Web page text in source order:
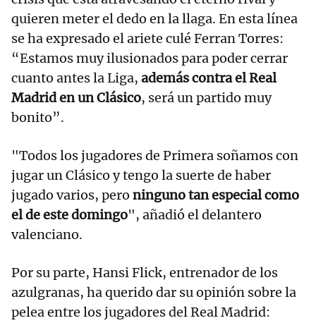
quieren meter el dedo en la llaga. En esta línea
se ha expresado el ariete culé Ferran Torres:
“Estamos muy ilusionados para poder cerrar
cuanto antes la Liga, además contra el Real
Madrid en un Clásico, será un partido muy
bonito”.
"Todos los jugadores de Primera soñamos con
jugar un Clásico y tengo la suerte de haber
jugado varios, pero ninguno tan especial como
el de este domingo", añadió el delantero
valenciano.
Por su parte, Hansi Flick, entrenador de los
azulgranas, ha querido dar su opinión sobre la
pelea entre los jugadores del Real Madrid: